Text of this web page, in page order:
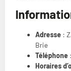
Adresse :
Brie
Téléphone
Horaires